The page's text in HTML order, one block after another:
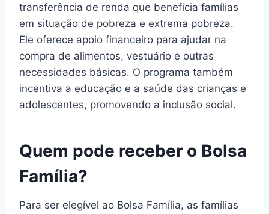
transferência de renda que beneficia famílias
em situação de pobreza e extrema pobreza.
Ele oferece apoio financeiro para ajudar na
compra de alimentos, vestuário e outras
necessidades básicas. O programa também
incentiva a educação e a saúde das crianças e
adolescentes, promovendo a inclusão social.
Quem pode receber o Bolsa
Família?
Para ser elegível ao Bolsa Família, as famílias